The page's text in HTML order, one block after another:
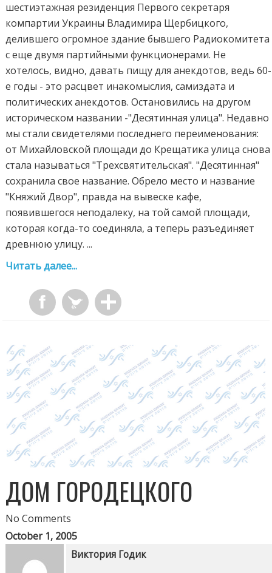
шестиэтажная резиденция Первого секретаря
компартии Украины Владимира Щербицкого,
делившего огромное здание бывшего Радиокомитета
с еще двумя партийными функционерами. Не
хотелось, видно, давать пищу для анекдотов, ведь 60-
е годы - это расцвет инакомыслия, самиздата и
политических анекдотов. Остановились на другом
историческом названии -"Десятинная улица". Недавно
мы стали свидетелями последнего переименования:
от Михайловской площади до Крещатика улица снова
стала называться "Трехсвятительская". "Десятинная"
сохранила свое название. Обрело место и название
"Княжий Двор", правда на вывеске кафе,
появившегося неподалеку, на той самой площади,
которая когда-то соединяла, а теперь разъединяет
древнюю улицу. ...
Читать далее...
ДОМ ГОРОДЕЦКОГО
No Comments
October 1, 2005
Виктория Годик